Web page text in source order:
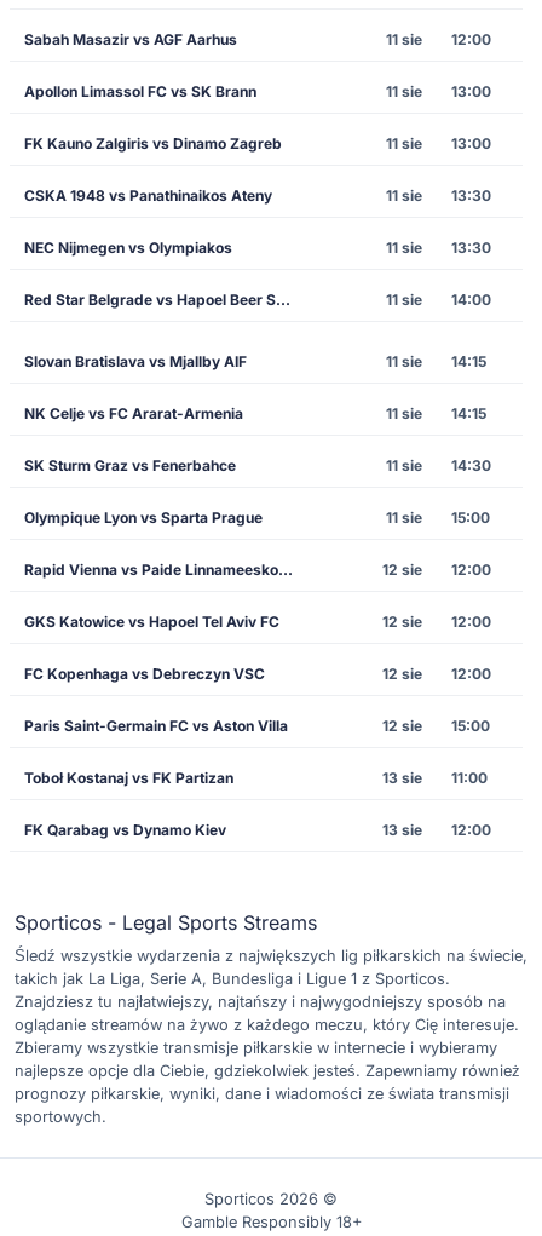
Sabah Masazir vs AGF Aarhus 11 sie 12:00
Apollon Limassol FC vs SK Brann 11 sie 13:00
FK Kauno Zalgiris vs Dinamo Zagreb 11 sie 13:00
CSKA 1948 vs Panathinaikos Ateny 11 sie 13:30
NEC Nijmegen vs Olympiakos 11 sie 13:30
Red Star Belgrade vs Hapoel Beer Sheva 11 sie 14:00
Slovan Bratislava vs Mjallby AIF 11 sie 14:15
NK Celje vs FC Ararat-Armenia 11 sie 14:15
SK Sturm Graz vs Fenerbahce 11 sie 14:30
Olympique Lyon vs Sparta Prague 11 sie 15:00
Rapid Vienna vs Paide Linnameeskond 12 sie 12:00
GKS Katowice vs Hapoel Tel Aviv FC 12 sie 12:00
FC Kopenhaga vs Debreczyn VSC 12 sie 12:00
Paris Saint-Germain FC vs Aston Villa 12 sie 15:00
Toboł Kostanaj vs FK Partizan 13 sie 11:00
FK Qarabag vs Dynamo Kiev 13 sie 12:00
Sporticos - Legal Sports Streams
Śledź wszystkie wydarzenia z największych lig piłkarskich na świecie,
takich jak La Liga, Serie A, Bundesliga i Ligue 1 z Sporticos.
Znajdziesz tu najłatwiejszy, najtańszy i najwygodniejszy sposób na
oglądanie streamów na żywo z każdego meczu, który Cię interesuje.
Zbieramy wszystkie transmisje piłkarskie w internecie i wybieramy
najlepsze opcje dla Ciebie, gdziekolwiek jesteś. Zapewniamy również
prognozy piłkarskie, wyniki, dane i wiadomości ze świata transmisji
sportowych.
Sporticos 2026 ©
Gamble Responsibly 18+